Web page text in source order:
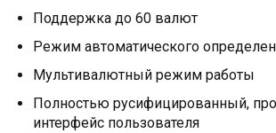
Поддержка до 60 валют
Режим автоматического
Мультивалютный режим работы
Полностью русифицированный,
интерфейс пользователя